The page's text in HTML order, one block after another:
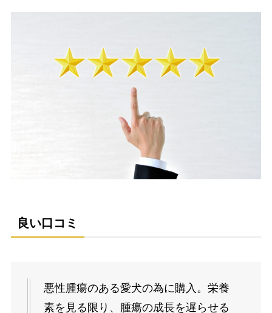
良い口コミ
悪性腫瘍のある愛犬の為に購入。栄養
素を見る限り、腫瘍の成長を遅らせる